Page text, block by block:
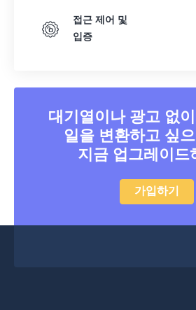
접근 제어 및
입증
대기열이나 광고 없
일을 변환하고 싶
지금 업그레이드
가입하기